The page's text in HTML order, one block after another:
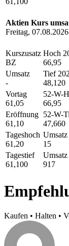
Aktien Kurs
Freitag,
Kurszusatz
BZ
Hoch
66,95
Umsatz
-
Tief
48,120
Vortag
61,05
52-W-
66,95
Eröffnung
61,10
52-W-
47,660
Tageshoch
61,20
15
Tagestief
61,100
917
Kaufen • Halten •